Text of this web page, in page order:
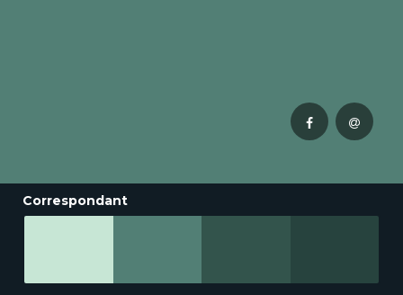
Correspondant